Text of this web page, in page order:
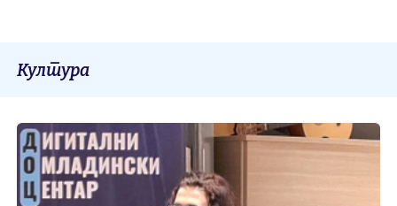
Култура